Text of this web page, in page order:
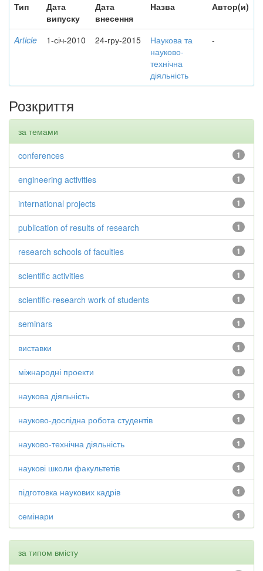
Тип
Дата
випуску
Дата
внесення
Назва Автор(и)
Article 1-січ-2010 24-гру-2015
Наукова та
науково-
технічна
діяльність
-
Розкриття
за темами
1
conferences
1
engineering activities
1
international projects
1
publication of results of research
1
research schools of faculties
1
scientific activities
1
scientific-research work of students
1
seminars
1
виставки
1
міжнародні проекти
1
наукова діяльність
1
науково-дослідна робота студентів
1
науково-технічна діяльність
1
наукові школи факультетів
1
підготовка наукових кадрів
1
семінари
за типом вмісту